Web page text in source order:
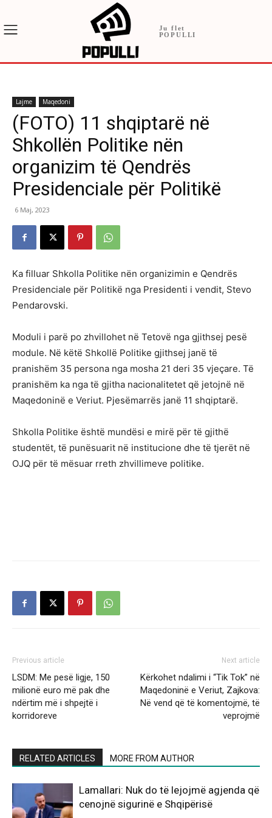
Ju flet
POPULLI
Lajme Maqedoni
(FOTO) 11 shqiptarë në
Shkollën Politike nën
organizim të Qendrës
Presidenciale për Politikë
6 Maj, 2023
Ka filluar Shkolla Politike nën organizimin e Qendrës
Presidenciale për Politikë nga Presidenti i vendit, Stevo
Pendarovski.
Moduli i parë po zhvillohet në Tetovë nga gjithsej pesë
module. Në këtë Shkollë Politike gjithsej janë të
pranishëm 35 persona nga mosha 21 deri 35 vjeçare. Të
pranishëm ka nga të gjitha nacionalitetet që jetojnë në
Maqedoninë e Veriut. Pjesëmarrës janë 11 shqiptarë.
Shkolla Politike është mundësi e mirë për të gjithë
studentët, të punësuarit në institucione dhe të tjerët në
OJQ për të mësuar rreth zhvillimeve politike.
Previous article
LSDM: Me pesë ligje, 150
milionë euro më pak dhe
ndërtim më i shpejtë i
korridoreve
Next article
Kërkohet ndalimi i “Tik Tok” në
Maqedoninë e Veriut, Zajkova:
Në vend që të komentojmë, të
veprojmë
RELATED ARTICLES MORE FROM AUTHOR
Lamallari: Nuk do të lejojmë agjenda që
cenojnë sigurinë e Shqipërisë